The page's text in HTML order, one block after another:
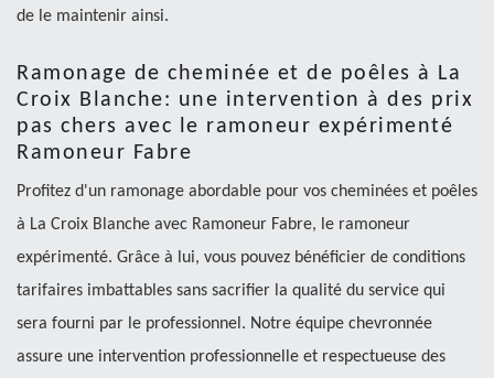
de le maintenir ainsi.
Ramonage de cheminée et de poêles à La
Croix Blanche: une intervention à des prix
pas chers avec le ramoneur expérimenté
Ramoneur Fabre
Profitez d'un ramonage abordable pour vos cheminées et poêles
à La Croix Blanche avec Ramoneur Fabre, le ramoneur
expérimenté. Grâce à lui, vous pouvez bénéficier de conditions
tarifaires imbattables sans sacrifier la qualité du service qui
sera fourni par le professionnel. Notre équipe chevronnée
assure une intervention professionnelle et respectueuse des